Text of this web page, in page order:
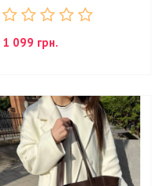
1 099 грн.